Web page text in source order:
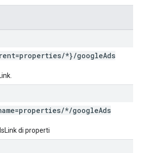
/*}/googleAds
/*/googleAds
di properti